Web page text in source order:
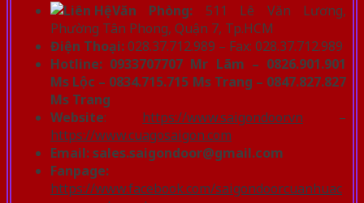
Văn Phòng: 511 Lê Văn Lương,
Phường Tân Phong, Quận 7, Tp.HCM
Điện Thoại:028.37.712.989 – Fax: 028.37.712.989
Hotline: 0933707707 Mr Lãm – 0826.901.901
Ms Lộc – 0834.715.715 Ms Trang – 0847.827.827
Ms Trang
Website: https://www.saigondoor.vn –
https://www.cuagosaigon.com
Email:sales.saigondoor@gmail.com
Fanpage:
https://www.facebook.com/saigondoorcuanhuac